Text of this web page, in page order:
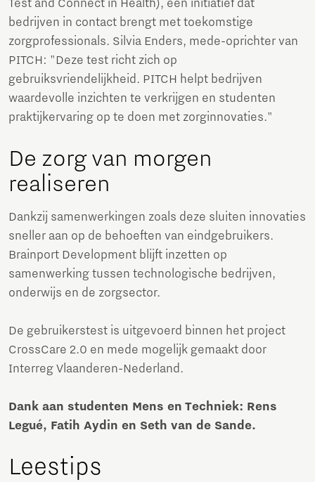
Test and Connect in Health), een initiatief dat
bedrijven in contact brengt met toekomstige
zorgprofessionals. Silvia Enders, mede-oprichter van
PITCH: "Deze test richt zich op
gebruiksvriendelijkheid. PITCH helpt bedrijven
waardevolle inzichten te verkrijgen en studenten
praktijkervaring op te doen met zorginnovaties."
De zorg van morgen
realiseren
Dankzij samenwerkingen zoals deze sluiten innovaties
sneller aan op de behoeften van eindgebruikers.
Brainport Development blijft inzetten op
samenwerking tussen technologische bedrijven,
onderwijs en de zorgsector.
De gebruikerstest is uitgevoerd binnen het project
CrossCare 2.0 en mede mogelijk gemaakt door
Interreg Vlaanderen-Nederland.
Dank aan studenten Mens en Techniek: Rens
Legué, Fatih Aydin en Seth van de Sande.
Leestips